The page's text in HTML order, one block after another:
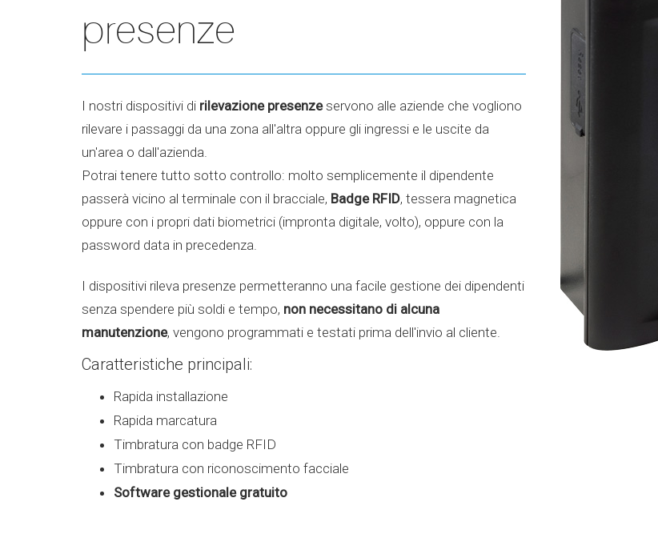
presenze
I nostri dispositivi di rilevazione presenzeservono alle aziende che vogliono
rilevare i passaggi da una zona all'altra oppure gli ingressi e le uscite da
un'area o dall'azienda.
Potrai tenere tutto sotto controllo: molto semplicemente il dipendente
passerà vicino al terminale con il bracciale, Badge RFID, tessera magnetica
oppure con i propri dati biometrici (impronta digitale, volto), oppure con la
password data in precedenza.
I dispositivi rileva presenze permetteranno una facile gestione dei dipendenti
senza spendere più soldi e tempo, non necessitano di alcuna
manutenzione, vengono programmati e testati prima dell'invio al cliente.
Caratteristiche principali:
Rapida installazione
Rapida marcatura
Timbratura con badge RFID
Timbratura con riconoscimento facciale
Software gestionale gratuito